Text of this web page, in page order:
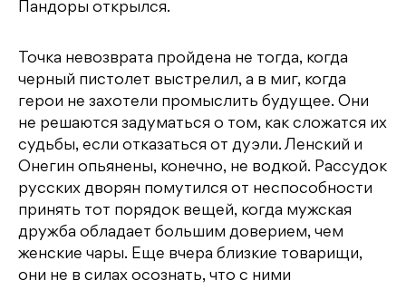
Пандоры открылся.
Точка невозврата пройдена не тогда, когда
черный пистолет выстрелил, а в миг, когда
герои не захотели промыслить будущее. Они
не решаются задуматься о том, как сложатся их
судьбы, если отказаться от дуэли. Ленский и
Онегин опьянены, конечно, не водкой. Рассудок
русских дворян помутился от неспособности
принять тот порядок вещей, когда мужская
дружба обладает большим доверием, чем
женские чары. Еще вчера близкие товарищи,
они не в силах осознать, что с ними